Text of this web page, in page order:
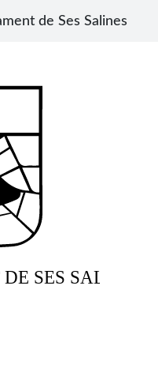
de Ses Salines